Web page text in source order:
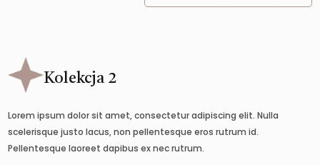
Kolekcja 2
Lorem ipsum dolor sit amet, consectetur adipiscing elit. Nulla
scelerisque justo lacus, non pellentesque eros rutrum id.
Pellentesque laoreet dapibus ex nec rutrum.